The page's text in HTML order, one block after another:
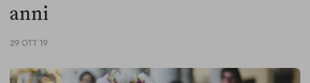
anni
29 OTT 19